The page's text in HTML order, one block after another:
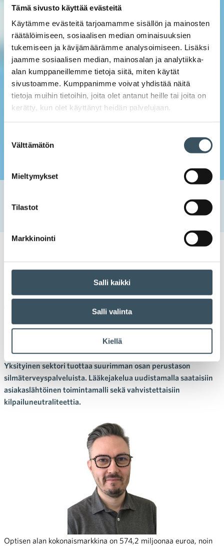
Tämä sivusto käyttää evästeitä
Käytämme evästeitä tarjoamamme sisällön ja mainosten
räätälöimiseen, sosiaalisen median ominaisuuksien
tukemiseen ja kävijämäärämme analysoimiseen. Lisäksi
jaamme sosiaalisen median, mainosalan ja analytiikka-
alan kumppaneillemme tietoja siitä, miten käytät
sivustoamme. Kumppanimme voivat yhdistää näitä
tietoja muihin tietoihin, joita olet antanut heille tai joita on
kerätty, kun olet käyttänyt heidän palvelujaan.
valinta
Välttämätön
Mieltymykset
Tilastot
Markkinointi
Salli kaikki
Salli valinta
Kiellä
Kilpailuneutraliteetti on turvattava lääkejakelun
11.01.2023 14:07 Asiaa apteekeista,Blogit lääkejakelu,monopolien
purkaminen,optinen ala
Kilpailuneutraliteetti on
turvattava lääkejakelun
uudistuksella
Henri Vuorinen
Yksityinen sektori tuottaa suurimman osan perustason
silmäterveyspalveluista. Lääkejakelua uudistamalla saataisiin
asiakaslähtöinen toimintamalli sekä vahvistettaisiin
kilpailuneutraliteettia.
Optisen alan kokonaismarkkina on 574,2 miljoonaa euroa, noin